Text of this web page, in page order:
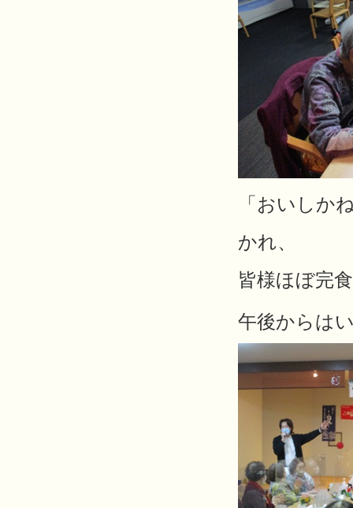
「おいしか
かれ、
皆様ほぼ完
午後からは